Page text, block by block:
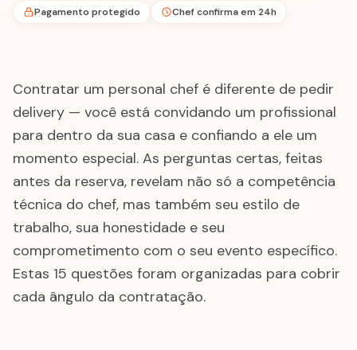
Pagamento protegido Chef confirma em 24h
Contratar um personal chef é diferente de pedir
delivery — você está convidando um profissional
para dentro da sua casa e confiando a ele um
momento especial. As perguntas certas, feitas
antes da reserva, revelam não só a competência
técnica do chef, mas também seu estilo de
trabalho, sua honestidade e seu
comprometimento com o seu evento específico.
Estas 15 questões foram organizadas para cobrir
cada ângulo da contratação.